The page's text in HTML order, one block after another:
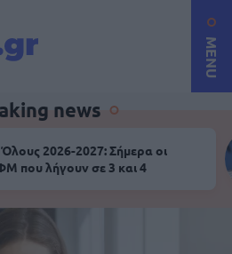
MENU
news
2026-2027: Σήμερα οι
που λήγουν σε 3 και 4